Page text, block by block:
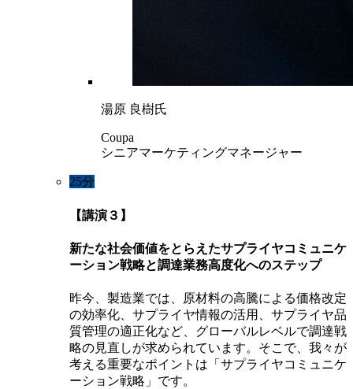
湯原 良樹氏
Coupa
シニアマーケティングマネージャー
25分
【講演３】
新たな社会価値をとらえたサプライヤコミュニケ
ーション戦略と調達業務高度化へのステップ
昨今、製造業では、原材料の高騰による価格改定
の効率化、サプライヤ情報の活用、サプライヤ品
質管理の適正化など、グローバルレベルで調達戦
略の見直しが求められています。そこで、我々が
考える重要なポイントは「サプライヤコミュニケ
ーション戦略」です。